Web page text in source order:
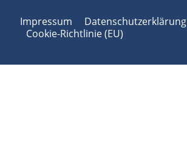
Impressum
Datenschutzerklärung
Cookie-Richtlinie (EU)